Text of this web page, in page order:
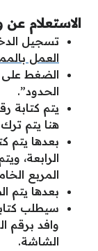
الاستعلام عن
تسجيل
العمل
الضغط على
الحدود”.
هنا يتم ترك
بعدها يتم
الرابعة،
المربع
بعدها يتم
سيطلب
وافد برقم
الشاشة.